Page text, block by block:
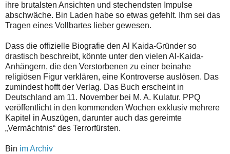
ihre brutalsten Ansichten und stechendsten Impulse
abschwäche. Bin Laden habe so etwas gefehlt. Ihm sei das
Tragen eines Vollbartes lieber gewesen.
Dass die offizielle Biografie den Al Kaida-Gründer so
drastisch beschreibt, könnte unter den vielen Al-Kaida-
Anhängern, die den Verstorbenen zu einer beinahe
religiösen Figur verklären, eine Kontroverse auslösen. Das
zumindest hofft der Verlag. Das Buch erscheint in
Deutschland am 11. November bei M. A. Kulatur. PPQ
veröffentlicht in den kommenden Wochen exklusiv mehrere
Kapitel in Auszügen, darunter auch das gereimte
„Vermächtnis“ des Terrorfürsten.
Bin im Archiv